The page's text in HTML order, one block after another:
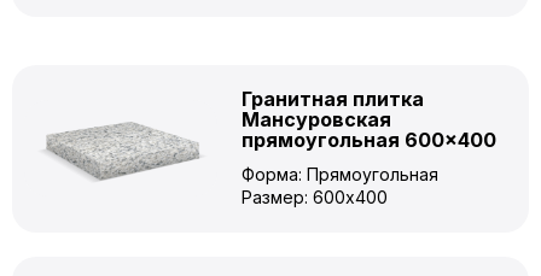
Гранитная плитка
Мансуровская
прямоугольная 600×400
Форма: Прямоугольная
Размер: 600x400